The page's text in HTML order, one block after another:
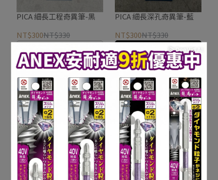
PICA 細長工程奇異筆-黑
NT$300NT$330
已售完
PICA 細長深孔奇異筆-藍
NT$300NT$330
加入購物車
SHOSEKIDO 祥碩堂 強芯
油漆麥克筆